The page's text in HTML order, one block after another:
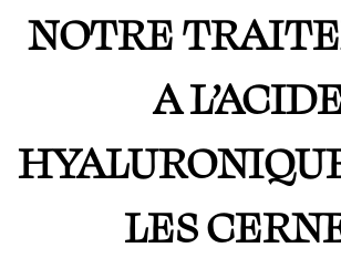
NOTRE
A
LES